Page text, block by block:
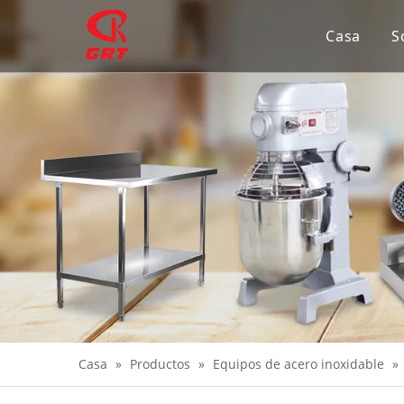
Casa
Casa » Productos » Equipos de acero inoxidable »